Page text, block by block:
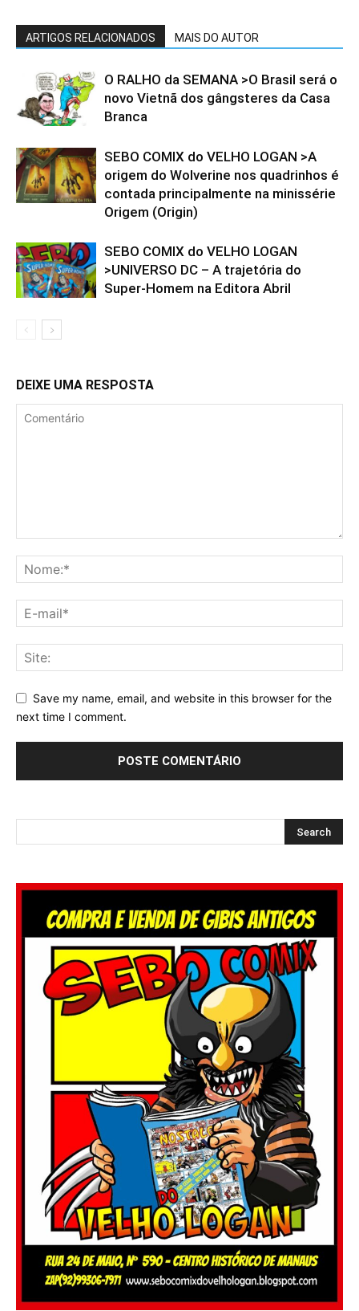
ARTIGOS RELACIONADOS MAIS DO AUTOR
O RALHO da SEMANA >O Brasil será o
novo Vietnã dos gângsteres da Casa
Branca
SEBO COMIX do VELHO LOGAN >A
origem do Wolverine nos quadrinhos é
contada principalmente na minissérie
Origem (Origin)
SEBO COMIX do VELHO LOGAN
>UNIVERSO DC – A trajetória do
Super-Homem na Editora Abril
DEIXE UMA RESPOSTA
Save my name, email, and website in this browser for the
next time I comment.